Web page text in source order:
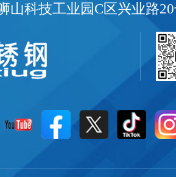
山科技工业园C区兴业路